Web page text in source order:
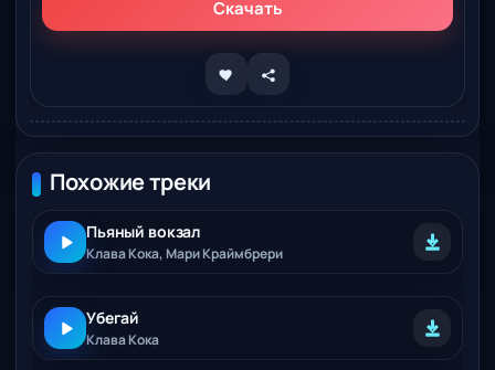
Скачать
Похожие треки
Пьяный вокзал
Клава Кока, Мари Краймбрери
Убегай
Клава Кока